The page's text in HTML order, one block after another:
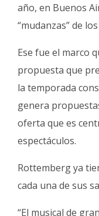
año, en Buenos
“mudanzas” de
Ese fue el marco
propuesta que
la temporada
genera
oferta que es
espectáculos.
Rottemberg ya
cada una de sus
“El musical de